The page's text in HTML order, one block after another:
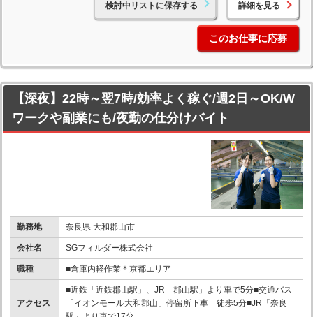
検討中リストに保存する 詳細を見る
このお仕事に応募
【深夜】22時～翌7時/効率よく稼ぐ/週2日～OK/W
ワークや副業にも/夜勤の仕分けバイト
勤務地 奈良県 大和郡山市
会社名 SGフィルダー株式会社
職種 ■倉庫内軽作業＊京都エリア
アクセス
■近鉄「近鉄郡山駅」、JR「郡山駅」より車で5分■交通バス
「イオンモール大和郡山」停留所下車 徒歩5分■JR「奈良